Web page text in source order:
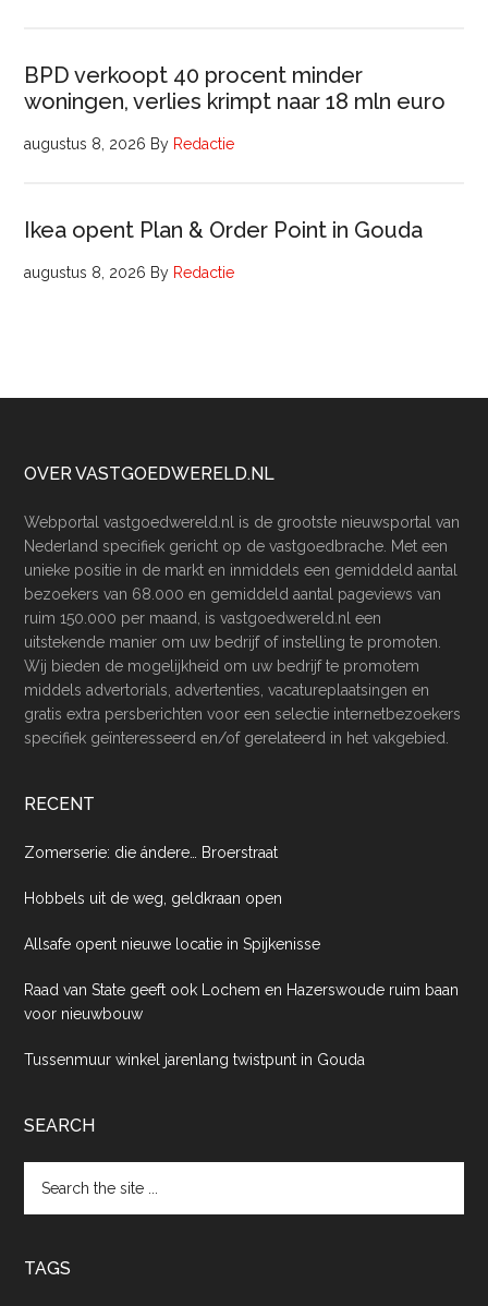
BPD verkoopt 40 procent minder
woningen, verlies krimpt naar 18 mln euro
augustus 8, 2026 By Redactie
Ikea opent Plan & Order Point in Gouda
augustus 8, 2026 By Redactie
Footer
OVER VASTGOEDWERELD.NL
Webportal vastgoedwereld.nl is de grootste nieuwsportal van
Nederland specifiek gericht op de vastgoedbrache. Met een
unieke positie in de markt en inmiddels een gemiddeld aantal
bezoekers van 68.000 en gemiddeld aantal pageviews van
ruim 150.000 per maand, is vastgoedwereld.nl een
uitstekende manier om uw bedrijf of instelling te promoten.
Wij bieden de mogelijkheid om uw bedrijf te promotem
middels advertorials, advertenties, vacatureplaatsingen en
gratis extra persberichten voor een selectie internetbezoekers
specifiek geïnteresseerd en/of gerelateerd in het vakgebied.
RECENT
Zomerserie: die ándere… Broerstraat
Hobbels uit de weg, geldkraan open
Allsafe opent nieuwe locatie in Spijkenisse
Raad van State geeft ook Lochem en Hazerswoude ruim baan
voor nieuwbouw
Tussenmuur winkel jarenlang twistpunt in Gouda
SEARCH
the
TAGS